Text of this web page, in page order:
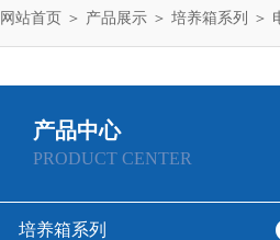
网站首页 ＞ 产品展示 ＞ 培养箱系列 ＞
产品中心
PRODUCT CENTER
培养箱系列